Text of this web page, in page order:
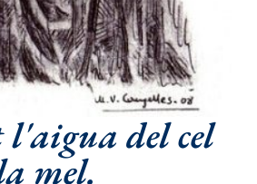
l'aigua del cel
mel.